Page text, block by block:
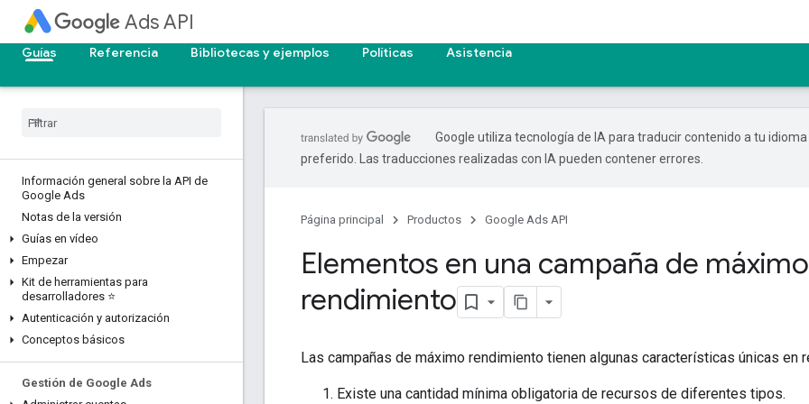
Ads API
Guías Referencia Bibliotecas y ejemplos Políticas Asistencia
Información general sobre la API de
Google Ads
Notas de la versión
Guías en vídeo
Empezar
Kit de herramientas para
desarrolladores ⭐
Autenticación y autorización
Conceptos básicos
Gestión de Google Ads
Google utiliza tecnología de IA para traducir contenido a tu idioma
preferido. Las traducciones realizadas con IA pueden contener errores.
Página principal Productos Google Ads API
Elementos en una campaña de máximo
rendimiento
Las campañas de máximo rendimiento tienen algunas características únicas en
Existe una cantidad mínima obligatoria de recursos de diferentes tipos.